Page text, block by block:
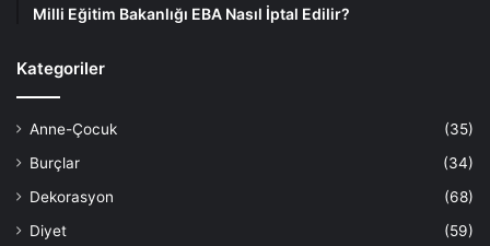
Milli Eğitim Bakanlığı EBA Nasıl İptal Edilir?
Kategoriler
Anne-Çocuk
(35)
Burçlar
(34)
Dekorasyon
(68)
Diyet
(59)